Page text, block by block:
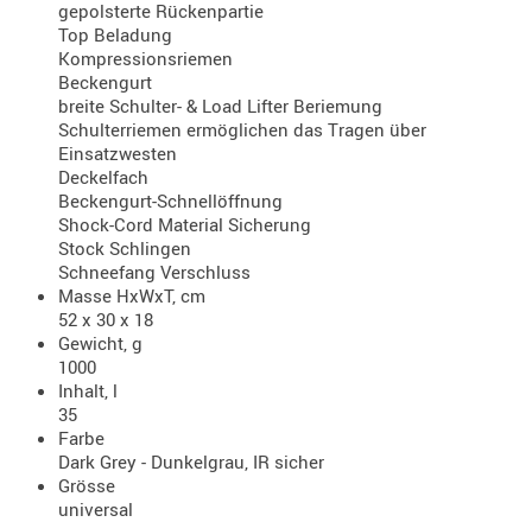
gepolsterte Rückenpartie
Top Beladung
Kompressionsriemen
Beckengurt
breite Schulter- & Load Lifter Beriemung
Schulterriemen ermöglichen das Tragen über
Einsatzwesten
Deckelfach
Beckengurt-Schnellöffnung
Shock-Cord Material Sicherung
Stock Schlingen
Schneefang Verschluss
Masse HxWxT, cm
52 x 30 x 18
Gewicht, g
1000
Inhalt, l
35
Farbe
Dark Grey - Dunkelgrau, IR sicher
Grösse
universal